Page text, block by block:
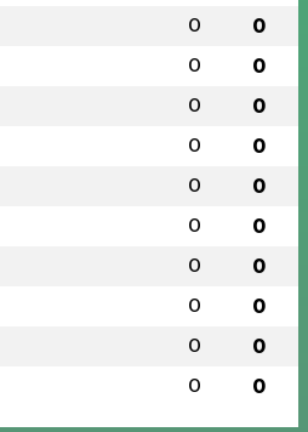
0 0
0 0
0 0
0 0
0 0
0 0
0 0
0 0
0 0
0 0